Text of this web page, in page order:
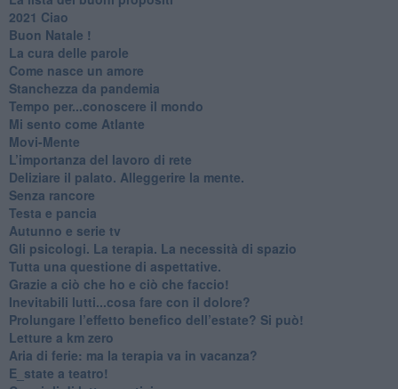
2021 Ciao
Buon Natale !
​La cura delle parole
​Come nasce un amore
Stanchezza da pandemia
​Tempo per...conoscere il mondo
​Mi sento come Atlante
​Movi-Mente
​L’importanza del lavoro di rete
​Deliziare il palato. Alleggerire la mente.
​Senza rancore
​Testa e pancia
​Autunno e serie tv
​Gli psicologi. La terapia. La necessità di spazio
​Tutta una questione di aspettative.
​Grazie a ciò che ho e ciò che faccio!
​Inevitabili lutti...cosa fare con il dolore?
Prolungare l’effetto benefico dell’estate? Si può!
​Letture a km zero
​Aria di ferie: ma la terapia va in vacanza?
​E_state a teatro!